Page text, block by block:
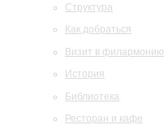
Структура
Как добраться
Визит в филармонию
История
Библиотека
Ресторан и кафе